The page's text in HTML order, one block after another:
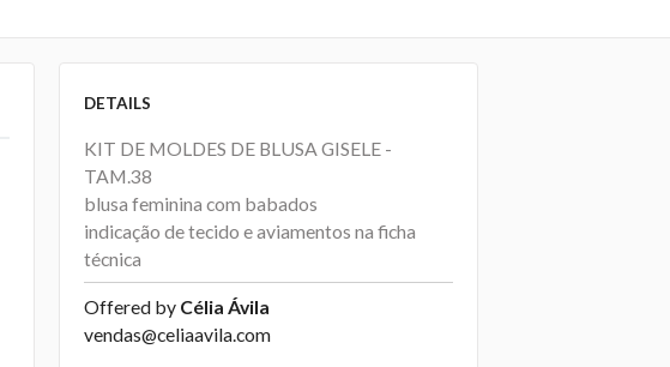
DETAILS
KIT DE MOLDES DE BLUSA GISELE -
TAM.38
blusa feminina com babados
indicação de tecido e aviamentos na ficha
técnica
Offered by Célia Ávila
vendas@celiaavila.com